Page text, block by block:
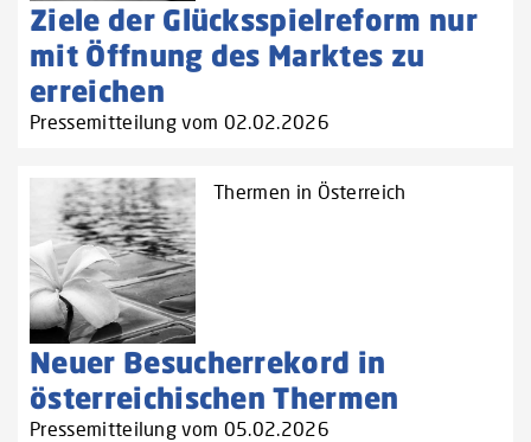
Ziele der Glücksspielreform nur
mit Öffnung des Marktes zu
erreichen
Pressemitteilung vom 02.02.2026
Thermen in Österreich
Neuer Besucherrekord in
österreichischen Thermen
Pressemitteilung vom 05.02.2026